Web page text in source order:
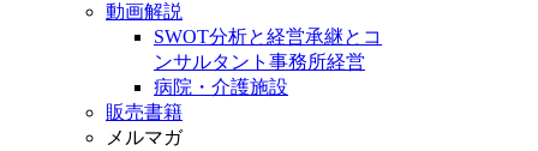
動画解説
SWOT分析と経営承継とコ
ンサルタント事務所経営
病院・介護施設
販売書籍
メルマガ